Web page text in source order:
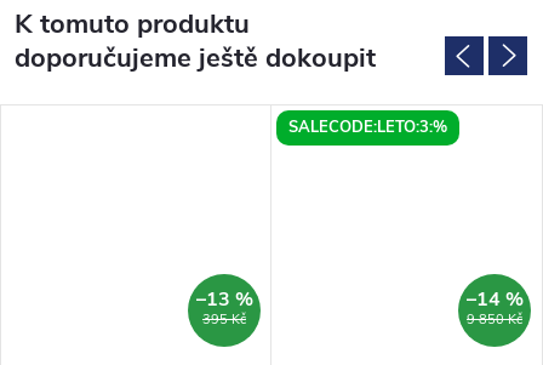
K tomuto produktu
doporučujeme ještě dokoupit
395 Kč
–13 %
SALECODE:LETO:3:%
9 850 Kč
–14 %